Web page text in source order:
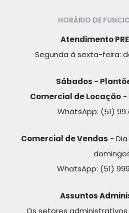
HORÁRIO DE
Atendimento
Segunda à sexta-feira:
Sábados -
Comercial de Locação-
WhatsApp: (51)
Comercial de Vendas -
WhatsApp: (51)
Assuntos
Os setores